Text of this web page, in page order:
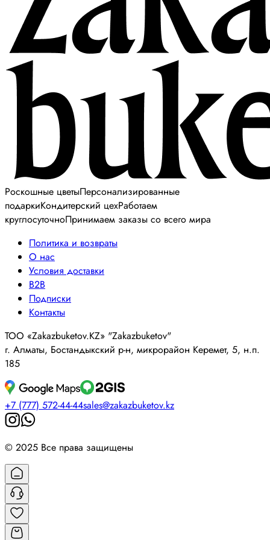
Роскошные цветыПерсонализированные
подаркиКондитерский цехРаботаем
круглосуточноПринимаем заказы со всего мира
Политика и возвраты
О нас
Условия доставки
B2B
Подписки
Контакты
ТОО «Zakazbuketov.KZ» "Zakazbuketov"
г. Алматы, Бостандыкский р-н, микрорайон Керемет, 5, н.п.
185
+7 (777) 572-44-44sales@zakazbuketov.kz
© 2025 Все права защищены